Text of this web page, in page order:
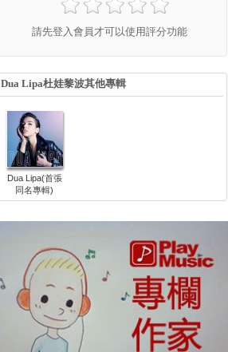
請先登入會員才可以使用評分功能
Dua Lipa杜娃黎波其他專輯
Dua Lipa(首張
同名專輯)